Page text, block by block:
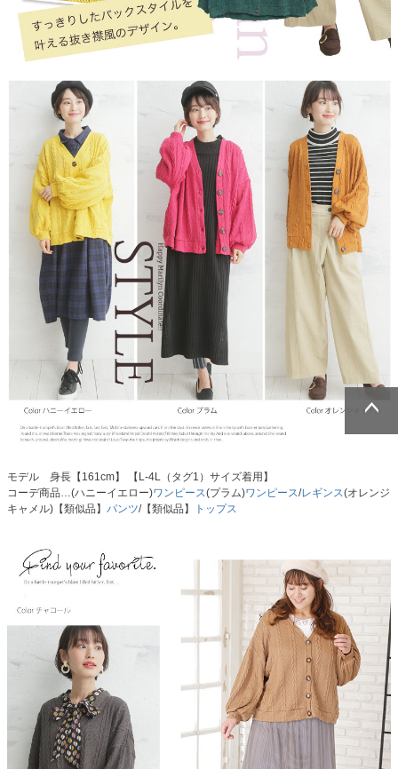
モデル 身長【161cm】 【L-4L（タグ1）サイズ着用】
コーデ商品…(ハニーイエロー)ワンピース(プラム)ワンピース/レギンス(オレンジ
キャメル)【類似品】 パンツ/【類似品】 トップス